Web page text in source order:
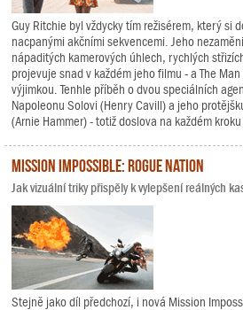
Guy Ritchie byl vždycky tím režisérem, který si
nacpanými akčními sekvencemi. Jeho
nápaditých kamerových úhlech, rychlých
projevuje snad v každém jeho filmu - a The
výjimkou. Tenhle příběh o dvou speciálních
Napoleonu Solovi (Henry Cavill) a jeho
(Arnie Hammer) - totiž doslova na každém kroku
Mission Impossible: Rogue Nation
Jak vizuální triky přispěly k vylepšení reálných
Stejně jako díl předchozí, i nová Mission